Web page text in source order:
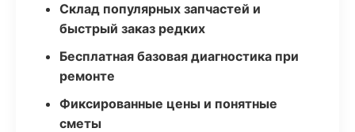
Склад популярных запчастей и
быстрый заказ редких
Бесплатная базовая диагностика при
ремонте
Фиксированные цены и понятные
сметы